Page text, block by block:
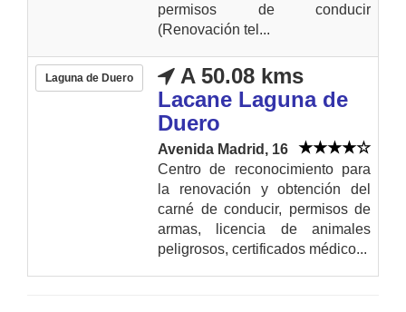
permisos de conducir
(Renovación tel...
Laguna de Duero
A 50.08 kms
Lacane Laguna de
Duero
Avenida Madrid, 16
Centro de reconocimiento para
la renovación y obtención del
carné de conducir, permisos de
armas, licencia de animales
peligrosos, certificados médico...